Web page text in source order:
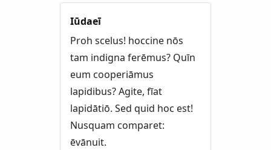
Iūdaeī
Proh scelus! hoccine nōs
tam indigna ferēmus? Quīn
eum cooperiāmus
lapidibus? Agite, fīat
lapidātiō. Sed quid hoc est!
Nusquam comparet:
ēvānuit.